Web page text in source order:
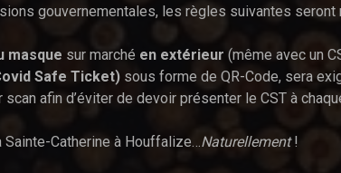
gouvernementales, les règles suivantes seront
masque sur marché en extérieur (même avec un
Safe Ticket) sous forme de QR-Code, sera
scan afin d’éviter de devoir présenter le CST à
Sainte-Catherine à Houffalize…Naturellement!